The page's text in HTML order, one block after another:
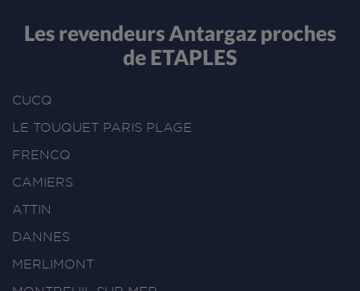
Les revendeurs Antargaz proches
de ETAPLES
CUCQ
LE TOUQUET PARIS PLAGE
FRENCQ
CAMIERS
ATTIN
DANNES
MERLIMONT